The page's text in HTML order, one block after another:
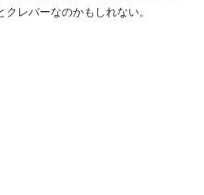
レバーなのかもしれない。